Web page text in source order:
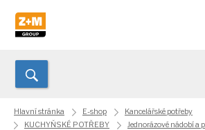
Hlavní stránka E-shop
Kancelářské potřeby
KUCHYŇSKÉ POTŘEBY
Jednorázové nádobí a